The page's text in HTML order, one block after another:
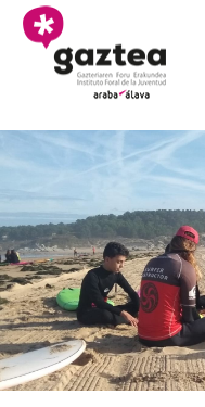
Eduki nagusira joan
009 Surf